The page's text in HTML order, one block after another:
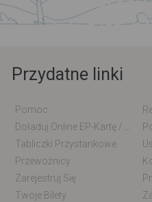
Przydatne linki
Pomoc
Tabliczki Przystankowe
Przewoźnicy
Zarejestruj Się
Twoje Bilety